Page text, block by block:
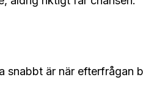
snabbt är när efterfrågan